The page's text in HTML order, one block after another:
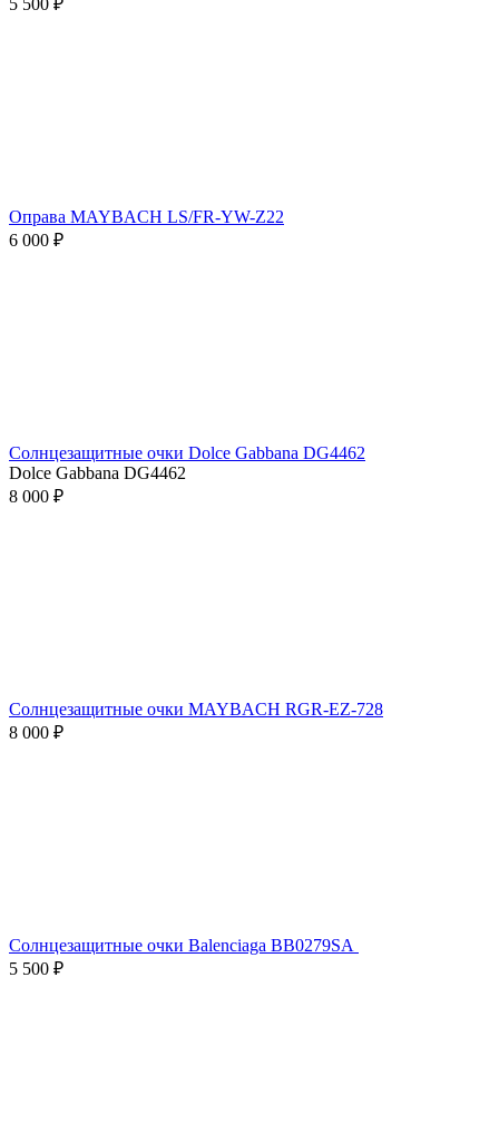
Оправа MAYBACH LS/FR-YW-Z22
6 000 ₽
Солнцезащитные очки Dolce Gabbana DG4462
Dolce Gabbana DG4462
8 000 ₽
Солнцезащитные очки MAYBACH RGR-EZ-728
8 000 ₽
Солнцезащитные очки Balenciaga BB0279SA
5 500 ₽